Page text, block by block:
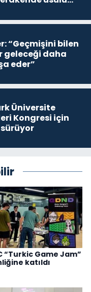
“Geçmişini bilen
geleceği daha
eder”
Üniversite
Kongresi için
“Turkic Game Jam”
katıldı